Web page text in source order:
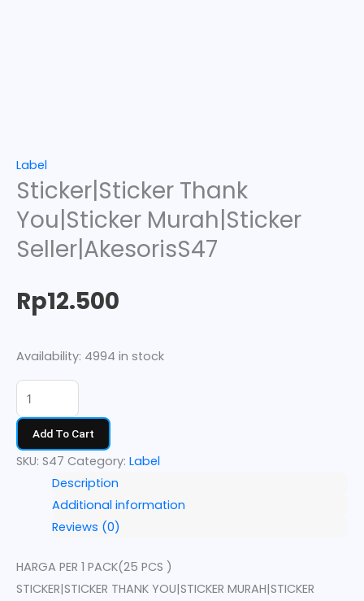
Label
Sticker|Sticker Thank
You|Sticker Murah|Sticker
Seller|AkesorisS47
Rp12.500
Availability: 4994 in stock
Add To Cart
SKU: S47 Category: Label
Description
Additional information
Reviews (0)
HARGA PER 1 PACK(25 PCS )
STICKER|STICKER THANK YOU|STICKER MURAH|STICKER